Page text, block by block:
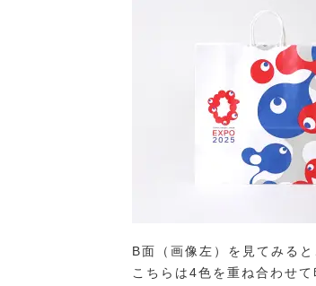
B面（画像左）を見てみる
こちらは4色を重ね合わせ